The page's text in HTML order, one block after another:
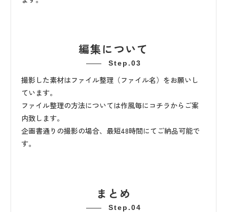
編集について
Step.03
撮影した素材はファイル整理（ファイル名）をお願いし
ています。
ファイル整理の方法については作風毎にコチラからご案
内致します。
企画書通りの撮影の場合、最短48時間にてご納品可能で
す。
まとめ
Step.04